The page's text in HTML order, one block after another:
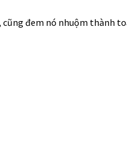
đem nó nhuộm thành